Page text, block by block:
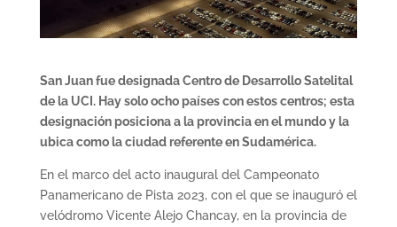
San Juan fue designada Centro de Desarrollo Satelital
de la UCI. Hay solo ocho países con estos centros; esta
designación posiciona a la provincia en el mundo y la
ubica como la ciudad referente en Sudamérica.
En el marco del acto inaugural del Campeonato
Panamericano de Pista 2023, con el que se inauguró el
velódromo Vicente Alejo Chancay, en la provincia de